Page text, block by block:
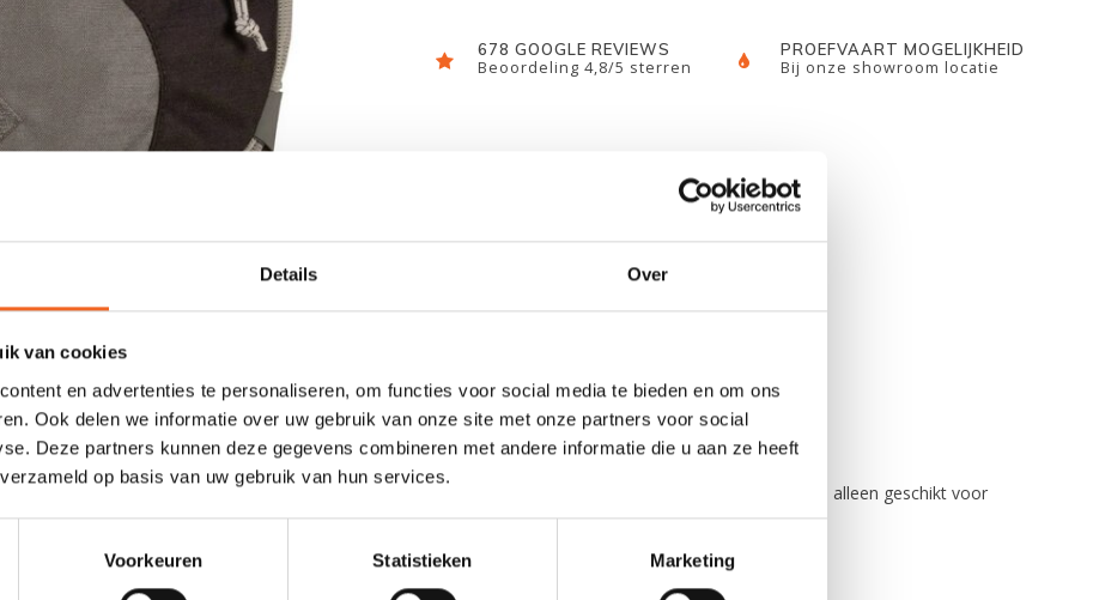
Details Over
van cookies
en advertenties te personaliseren, om functies voor social media te bieden en om ons
Ook delen we informatie over uw gebruik van onze site met onze partners voor social
Deze partners kunnen deze gegevens combineren met andere informatie die u aan ze heeft
op basis van uw gebruik van hun services.
Voorkeuren Statistieken Marketing
678 GOOGLE REVIEWS
Beoordeling 4,8/5 sterren
PROEFVAART MOGELIJKHEID
Bij onze showroom locatie
zwemvest. Het tasje heeft meerdere vakjes die bereikbaar zijn via een rits. De Kokatat Belly Pocket is alleen geschikt voor